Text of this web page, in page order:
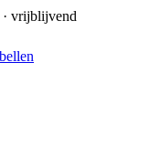
· vrijblijvend